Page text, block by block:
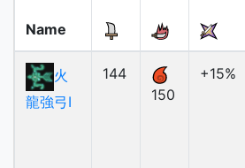
Name
火
龍強弓Ⅰ
144
150
+15%